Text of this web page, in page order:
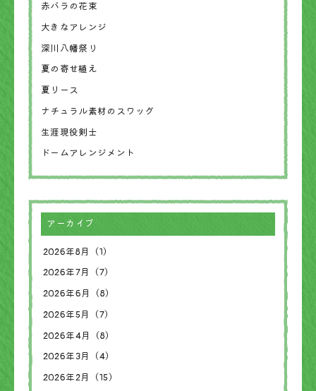
赤バラの花束
大きなアレンジ
深川八幡祭り
夏の寄せ植え
夏リース
ナチュラル素材のスワッグ
生涯現役剣士
ドームアレンジメント
アーカイブ
2026年8月（1）
2026年7月（7）
2026年6月（8）
2026年5月（7）
2026年4月（8）
2026年3月（4）
2026年2月（15）